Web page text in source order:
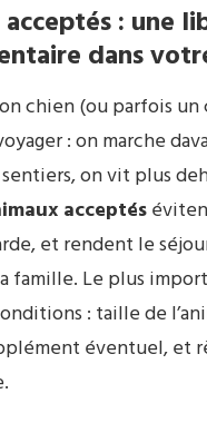
: une
dans
chien (ou parfois un
: on marche
on vit plus
acceptés
et rendent le
famille. Le plus
: taille de
éventuel, et